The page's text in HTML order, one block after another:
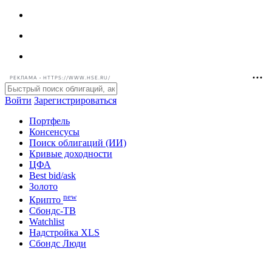
РЕКЛАМА • HTTPS://WWW.HSE.RU/
Войти Зарегистрироваться
Портфель
Консенсусы
Поиск облигаций (ИИ)
Кривые доходности
ЦФА
Best bid/ask
Золото
Крипто new